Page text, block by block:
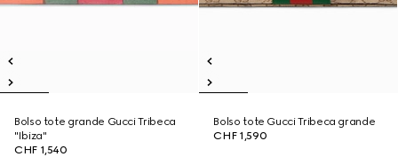
Bolso tote grande Gucci Tribeca
"Ibiza"
CHF 1,540
Bolso tote Gucci Tribeca grande
CHF 1,590